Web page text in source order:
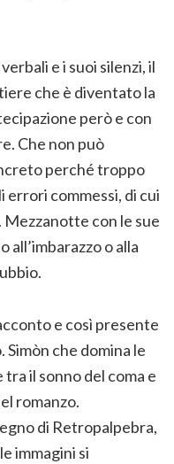
e i suoi silenzi, il
che è diventato la
però e con
Che non può
perché troppo
errori commessi, di cui
con le sue
o alla
e così presente
che domina le
il sonno del coma e
romanzo.
di Retropalpebra,
immagini si